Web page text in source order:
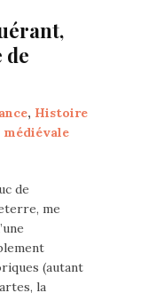
de
, Histoire
de
me
(autant
la